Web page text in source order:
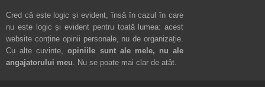
Cred că este logic și evident, însă în cazul în care
nu este logic și evident pentru toată lumea: acest
website conține opinii personale, nu de organizație.
Cu alte cuvinte,opiniile sunt ale mele, nu ale
angajatorului meu. Nu se poate mai clar de atât.